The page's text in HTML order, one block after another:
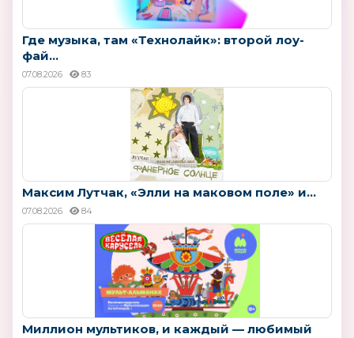
Где музыка, там «Технолайк»: второй лоу-
фай...
07.08.2026 83
Максим Лутчак, «Элли на маковом поле» и...
07.08.2026 84
Миллион мультиков, и каждый — любимый